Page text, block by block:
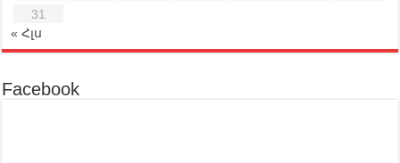
31
« Հլս
Facebook